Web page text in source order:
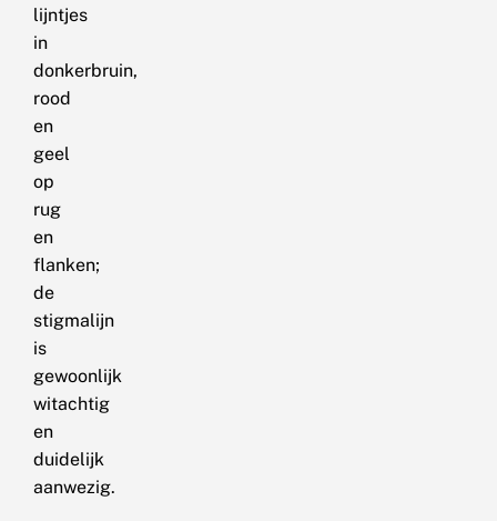
lijntjes
in
donkerbruin,
rood
en
geel
op
rug
en
flanken;
de
stigmalijn
is
gewoonlijk
witachtig
en
duidelijk
aanwezig.